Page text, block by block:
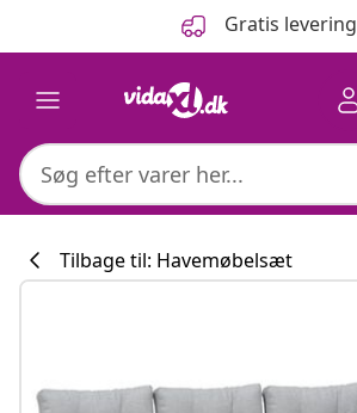
Gratis levering
Tilbage til: Havemøbelsæt